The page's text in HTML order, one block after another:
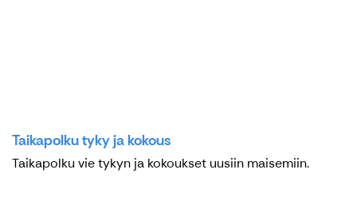
Taikapolku tyky ja kokous
Taikapolku vie tykyn ja kokoukset uusiin maisemiin.